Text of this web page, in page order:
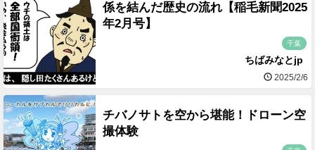
係を結んだ歴史の流れ【稲毛新聞2025
年2月号】
千葉
ちばみなとjp
2025/2/6
チバノサトを空から堪能！ドローン空
撮体験